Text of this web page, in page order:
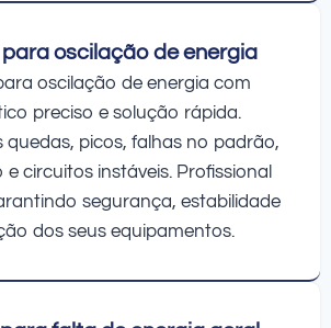
oscilação de energia
oscilação de energia com
preciso e solução rápida.
quedas, picos, falhas no padrão,
circuitos instáveis. Profissional
segurança, estabilidade
dos seus equipamentos.